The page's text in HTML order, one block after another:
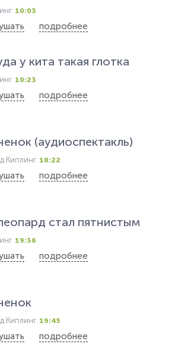
10:03
подробнее
у кита такая глотка
10:23
подробнее
(аудиоспектакль)
Киплинг 18:22
подробнее
стал пятнистым
19:36
подробнее
Киплинг 19:45
подробнее